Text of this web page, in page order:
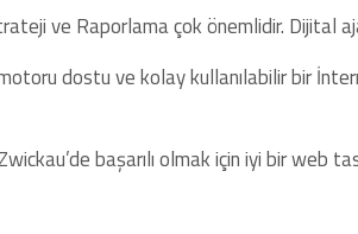
ve Raporlama çok önemlidir. Dijital
dostu ve kolay kullanılabilir bir
başarılı olmak için iyi bir web